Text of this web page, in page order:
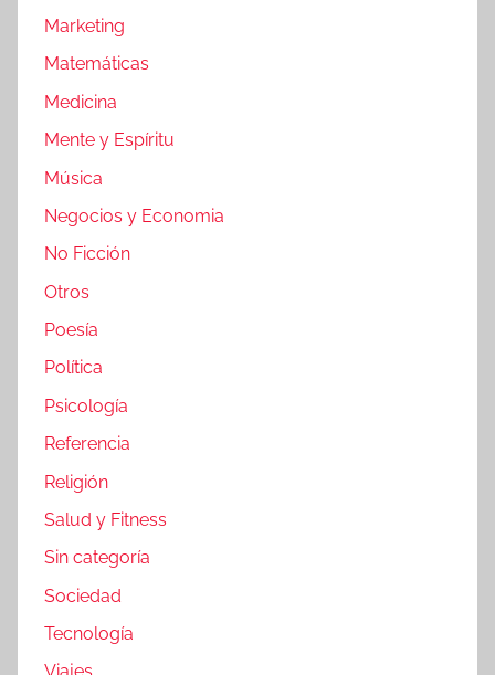
Marketing
Matemáticas
Medicina
Mente y Espíritu
Música
Negocios y Economia
No Ficción
Otros
Poesía
Política
Psicología
Referencia
Religión
Salud y Fitness
Sin categoría
Sociedad
Tecnología